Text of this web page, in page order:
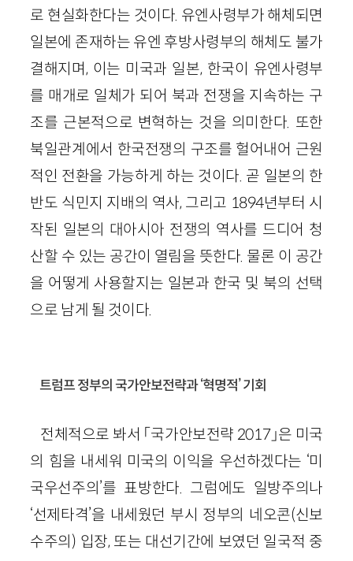
로 현실화한다는 것이다. 유엔사령부가 해체되면
일본에 존재하는 유엔 후방사령부의 해체도 불가
결해지며, 이는 미국과 일본, 한국이 유엔사령부
를 매개로 일체가 되어 북과 전쟁을 지속하는 구
조를 근본적으로 변혁하는 것을 의미한다. 또한
북일관계에서 한국전쟁의 구조를 헐어내어 근원
적인 전환을 가능하게 하는 것이다. 곧 일본의 한
반도 식민지 지배의 역사, 그리고 1894년부터 시
작된 일본의 대아시아 전쟁의 역사를 드디어 청
산할 수 있는 공간이 열림을 뜻한다. 물론 이 공간
을 어떻게 사용할지는 일본과 한국 및 북의 선택
으로 남게 될 것이다.
트럼프 정부의 국가안보전략과 ‘혁명적’ 기회
전체적으로 봐서 「국가안보전략 2017」은 미국
의 힘을 내세워 미국의 이익을 우선하겠다는 ‘미
국우선주의’를 표방한다. 그럼에도 일방주의나
‘선제타격’을 내세웠던 부시 정부의 네오콘(신보
수주의) 입장, 또는 대선기간에 보였던 일국적 중